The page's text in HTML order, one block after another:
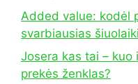
Added value: kodėl
svarbiausias
Josera kas tai – kuo
prekės ženklas?